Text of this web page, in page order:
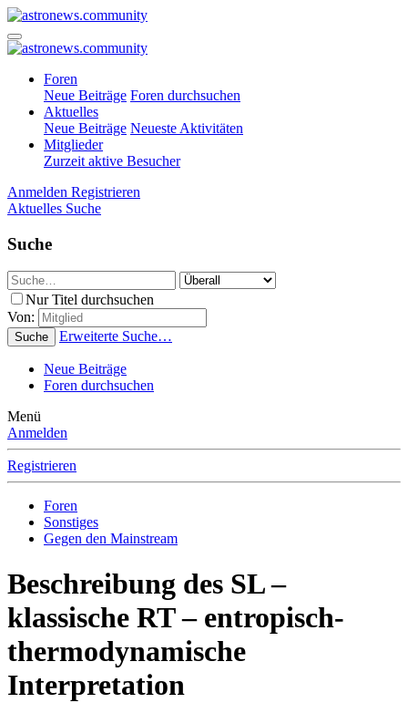
Foren
Neue Beiträge Foren durchsuchen
Aktuelles
Neue Beiträge Neueste Aktivitäten
Mitglieder
Zurzeit aktive Besucher
Anmelden Registrieren
Aktuelles Suche
Suche
Nur Titel durchsuchen
Von:
Suche Erweiterte Suche…
Neue Beiträge
Foren durchsuchen
Menü
Anmelden
Registrieren
Foren
Sonstiges
Gegen den Mainstream
Beschreibung des SL –
klassische RT – entropisch-
thermodynamische
Interpretation